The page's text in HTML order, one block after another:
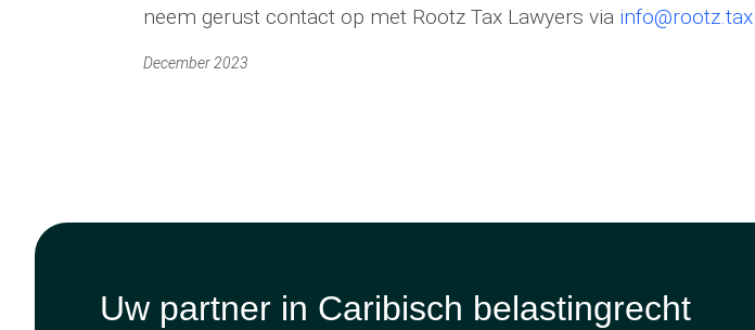
neem gerust contact op met Rootz Tax Lawyers via info@rootz.tax
December 2023
Uw partner in Caribisch belastingrecht